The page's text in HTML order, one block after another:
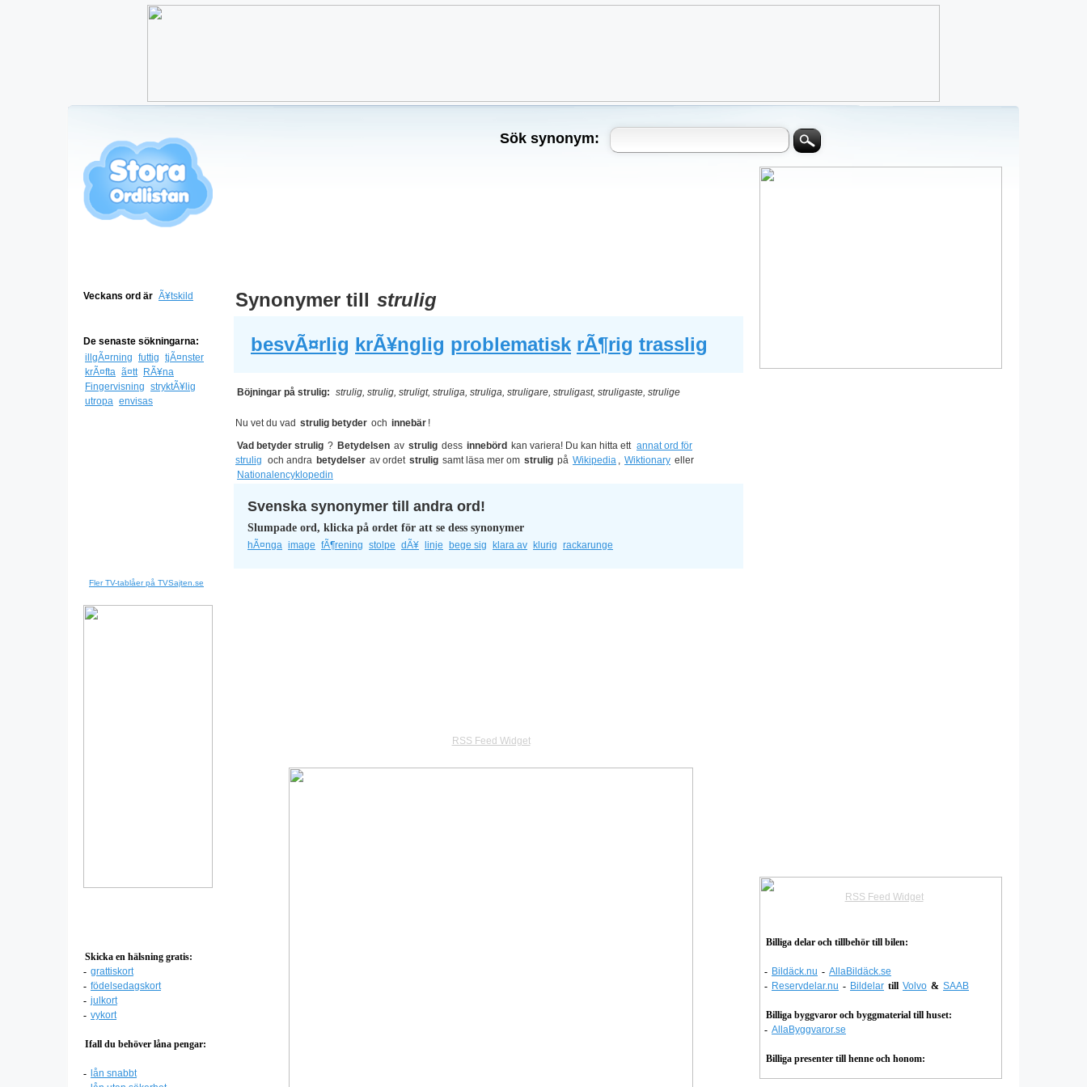
Veckans ord är Ã¥tskild
De senaste sökningarna:
illgÃ¤rning futtig tjÃ¤nster
krÃ¤fta ã¤tt
RÃ¥na
Fingervisning stryktÃ¥lig
utropa envisas
Fler TV-tablåer på TVSajten.se
Skicka en hälsning gratis:
- grattiskort
- födelsedagskort
- julkort
- vykort
Ifall du behöver låna pengar:
- lån snabbt
RSS Feed Widget
Billiga delar och tillbehör till bilen:
- Bildäck.nu - AllaBildäck.se
- Reservdelar.nu - Bildelar till Volvo & SAAB
Billiga byggvaror och byggmaterial till huset:
- AllaByggvaror.se
Billiga presenter till henne och honom:
Sök synonym:
Synonymer till strulig
besvÃ¤rlig krÃ¥nglig problematisk rÃ¶rig trasslig
Böjningar på strulig: strulig, strulig, struligt, struliga, struliga, struligare, struligast, struligaste, strulige
Nu vet du vad strulig betyder och innebär !
Vad betyder strulig ? Betydelsen av strulig dess innebörd kan variera! Du kan hitta ett annat ord för
strulig och andra betydelser av ordet strulig samt läsa mer om strulig på Wikipedia , Wiktionary eller
Nationalencyklopedin
Svenska synonymer till andra ord!
Slumpade ord, klicka på ordet för att se dess synonymer
hÃ¤nga image fÃ¶rening stolpe dÃ¥ linje bege sig klara av klurig rackarunge
RSS Feed Widget